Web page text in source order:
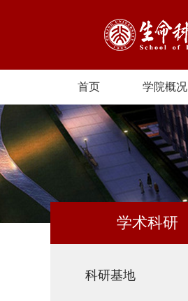
首页 学院概况
学术科研
科研基地